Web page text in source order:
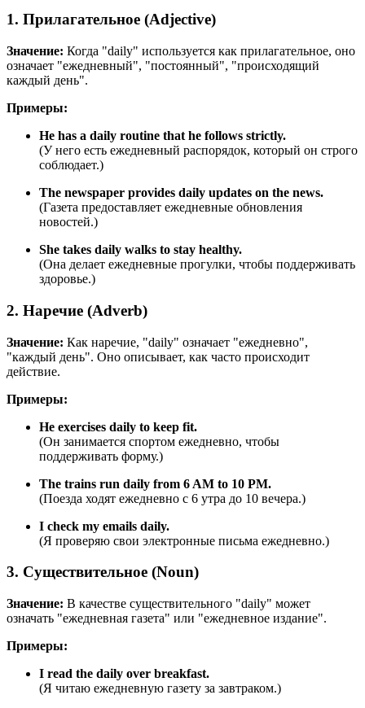
1. Прилагательное (Adjective)
Значение: Когда "daily" используется как прилагательное, оно
означает "ежедневный", "постоянный", "происходящий
каждый день".
Примеры:
He has a daily routine that he follows strictly.
(У него есть ежедневный распорядок, который он строго
соблюдает.)
The newspaper provides daily updates on the news.
(Газета предоставляет ежедневные обновления
новостей.)
She takes daily walks to stay healthy.
(Она делает ежедневные прогулки, чтобы поддерживать
здоровье.)
2. Наречие (Adverb)
Значение: Как наречие, "daily" означает "ежедневно",
"каждый день". Оно описывает, как часто происходит
действие.
Примеры:
He exercises daily to keep fit.
(Он занимается спортом ежедневно, чтобы
поддерживать форму.)
The trains run daily from 6 AM to 10 PM.
(Поезда ходят ежедневно с 6 утра до 10 вечера.)
I check my emails daily.
(Я проверяю свои электронные письма ежедневно.)
3. Существительное (Noun)
Значение: В качестве существительного "daily" может
означать "ежедневная газета" или "ежедневное издание".
Примеры:
I read the daily over breakfast.
(Я читаю ежедневную газету за завтраком.)